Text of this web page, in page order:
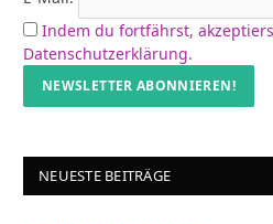
Indem du fortfährst,
Datenschutzerklärung.
NEUESTE BEITRÄGE